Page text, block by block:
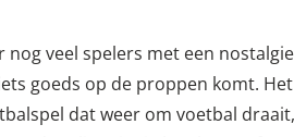
nog veel spelers met een
goeds op de proppen komt.
dat weer om voetbal